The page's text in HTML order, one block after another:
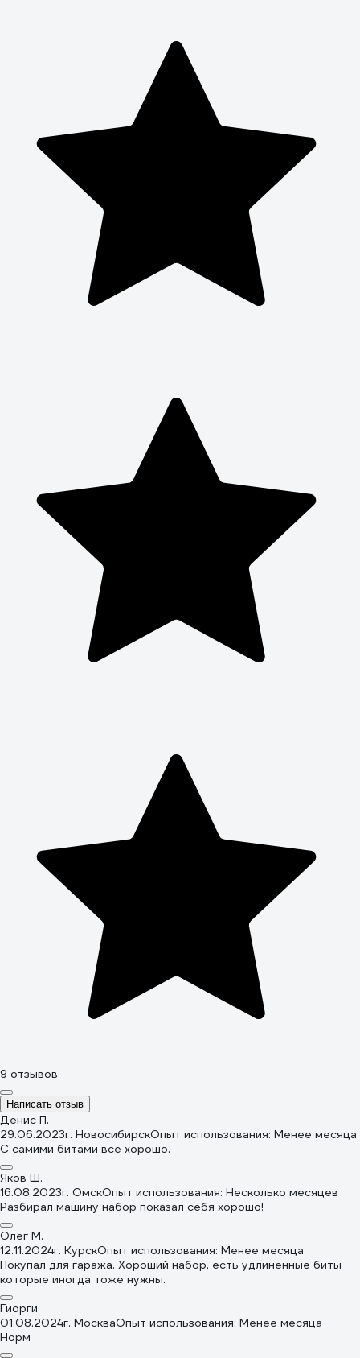
9 отзывов
Написать отзыв
Денис П.
29.06.2023г. НовосибирскОпыт использования: Менее месяца
С самими битами всё хорошо.
Яков Ш.
16.08.2023г. ОмскОпыт использования: Несколько месяцев
Разбирал машину набор показал себя хорошо!
Олег М.
12.11.2024г. КурскОпыт использования: Менее месяца
Покупал для гаража. Хороший набор, есть удлиненные биты
которые иногда тоже нужны.
Гиорги
01.08.2024г. МоскваОпыт использования: Менее месяца
Норм